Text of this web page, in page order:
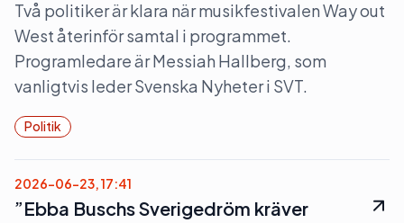
Två politiker är klara när musikfestivalen Way out
West återinför samtal i programmet.
Programledare är Messiah Hallberg, som
vanligtvis leder Svenska Nyheter i SVT.
Politik
2026-06-23, 17:41
”Ebba Buschs Sverigedröm kräver